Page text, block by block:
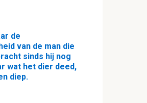
de
van de man die
sinds hij nog
wat het dier deed,
diep.